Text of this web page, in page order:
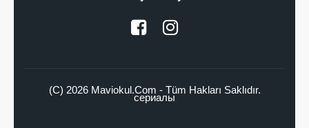
(C) 2026 Maviokul.Com - Tüm Hakları Saklıdır.
сериалы